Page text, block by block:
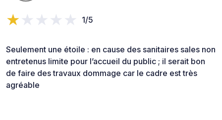
1/5
Seulement une étoile : en cause des sanitaires sales non
entretenus limite pour l’accueil du public ; il serait bon
de faire des travaux dommage car le cadre est très
agréable